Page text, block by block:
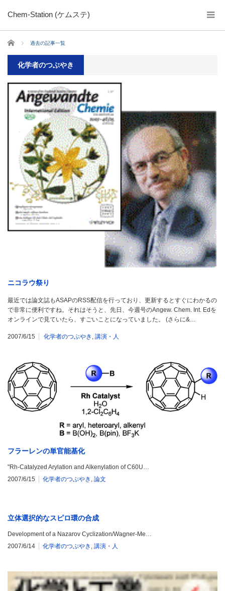
Chem-Station (ケムステ)
ホーム 過去の記事一覧
化学者のつぶやき
ニコラウ祭り
最近では論文誌もASAPのRSS配信を行っており、更新するとすぐにわかるの
で非常に便利ですね。それはそうと、先日、今週号のAngew. Chem. Int. Edを
オンラインで見ていたら、すごいことになっていました。 (さらに&…
2007/6/15 化学者のつぶやき 講演・人
フラーレンの単官能基化
"Rh-Catalyzed Arylation and Alkenylation of C60U…
2007/6/15
化学者のつぶやき , 論文
立体選択的なスピロ環の合成
Development of a Nazarov Cyclization/Wagner-Me…
2007/6/14
化学者のつぶやき , 講演・人